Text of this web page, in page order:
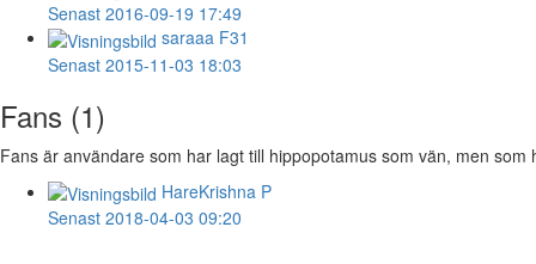
Senast 2016-09-19 17:49
saraaa F31
Senast 2015-11-03 18:03
Fans (1)
Fans är användare som har lagt till hippopotamus som vän, men som
HareKrishna P
Senast 2018-04-03 09:20